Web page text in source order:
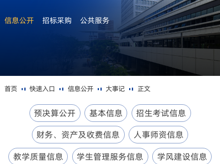
信息公开 招标采购 公共服务
首页 快速入口 信息公开 大事记 正文
预决算公开 基本信息
招生考试信息
财务、资产及收费信息
人事师资信息
教学质量信息
学生管理服务信息
学风建设信息